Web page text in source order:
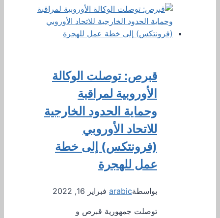
قبرص: توصلت الوكالة
الأوروبية لمراقبة
وحماية الحدود الخارجية
للاتحاد الأوروبي
(فرونتكس) إلى خطة
عمل للهجرة
بواسطةarabic فبراير 16, 2022
توصلت جمهورية قبرص و